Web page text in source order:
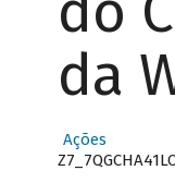
da
Ações